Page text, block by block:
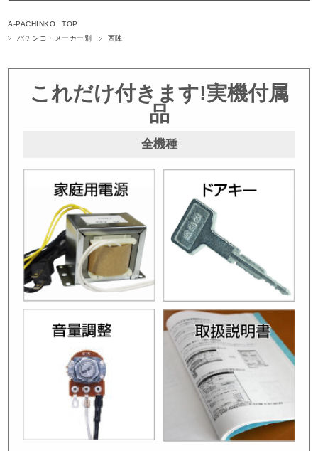
A-PACHINKO TOP
パチンコ・メーカー別
西陣
これだけ付きます!実機付属
品
全機種